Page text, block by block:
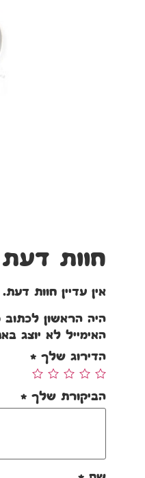
חוות דעת
אין עדיין חוות דעת.
היה הראשון לכתוב סקירה
האימייל לא יוצג
הדירוג שלך *
הביקורת שלך *